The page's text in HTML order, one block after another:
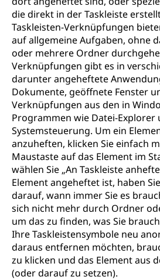
die direkt in der Taskleiste
Taskleisten-Verknüpfungen
auf allgemeine Aufgaben, ohne
oder mehrere Ordner
Verknüpfungen gibt es in
darunter angeheftete
Dokumente, geöffnete Fenster
Verknüpfungen aus den in
Programmen wie Datei-Explorer
Systemsteuerung. Um ein
anzuheften, klicken Sie einfach
Maustaste auf das Element im
wählen Sie „An Taskleiste
Element angeheftet ist, haben
darauf, wann immer Sie es
sich nicht mehr durch Ordner
um das zu finden, was Sie
Ihre Taskleistensymbole neu
daraus entfernen möchten,
zu klicken und das Element aus
(oder darauf zu setzen).